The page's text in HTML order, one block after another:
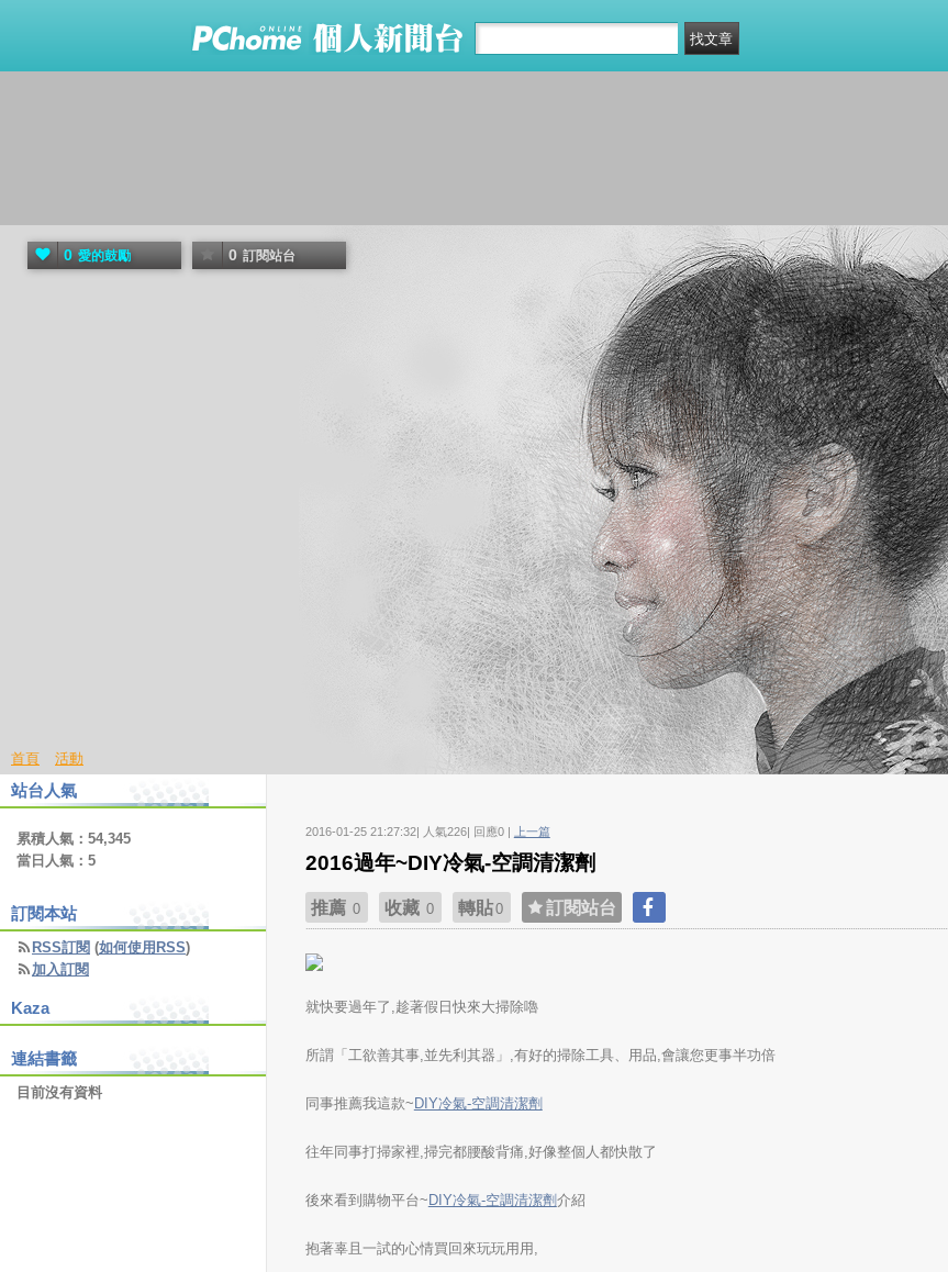
0 愛的鼓勵 0 訂閱站台
首頁 活動
2016-01-25 21:27:32| 人氣226| 回應0 | 上一篇
2016過年~DIY冷氣-空調清潔劑
推薦 0 收藏 0 轉貼0 訂閱站台
就快要過年了,趁著假日快來大掃除嚕
所謂「工欲善其事,並先利其器」,有好的掃除工具、用品,會讓您更事半功倍
同事推薦我這款~ DIY冷氣-空調清潔劑
往年同事打掃家裡,掃完都腰酸背痛,好像整個人都快散了
後來看到購物平台~ DIY冷氣-空調清潔劑介紹
抱著辜且一試的心情買回來玩玩用用,
站台人氣
累積人氣： 54,345
當日人氣： 5
訂閱本站
RSS訂閱 (如何使用RSS)
加入訂閱
Kaza
連結書籤
目前沒有資料